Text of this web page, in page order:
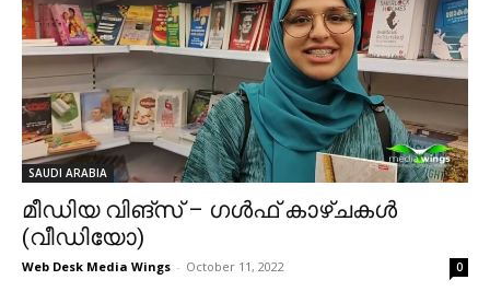
SAUDI ARABIA
മീഡിയ വിങ്സ് – ഗൾഫ് കാഴ്ചകൾ
(വീഡിയോ)
Web Desk Media Wings - October 11, 2022 0